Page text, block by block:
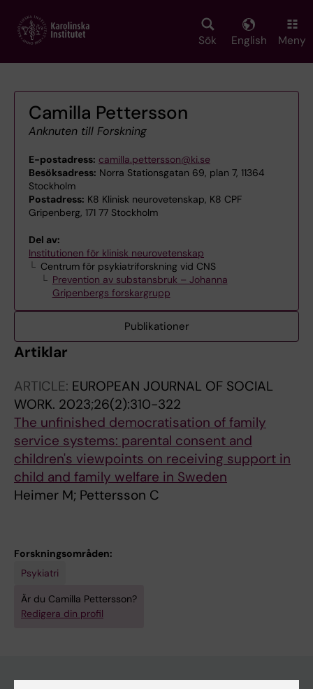
main
Sök English Meny
Camilla Pettersson
Anknuten till Forskning
E-postadress: camilla.pettersson@ki.se
Besöksadress: Norra Stationsgatan 69, plan 7, 11364
Stockholm
Postadress: K8 Klinisk neurovetenskap, K8 CPF
Gripenberg, 171 77 Stockholm
Del av:
Institutionen för klinisk neurovetenskap
Centrum för psykiatriforskning vid CNS
Prevention av substansbruk – Johanna
Gripenbergs forskargrupp
Publikationer
Artiklar
ARTICLE: EUROPEAN JOURNAL OF SOCIAL
WORK. 2023;26(2):310-322
The unfinished democratisation of family
service systems: parental consent and
children's viewpoints on receiving support in
child and family welfare in Sweden
Heimer M; Pettersson C
Forskningsområden:
Psykiatri
Är du Camilla Pettersson?
Redigera din profil